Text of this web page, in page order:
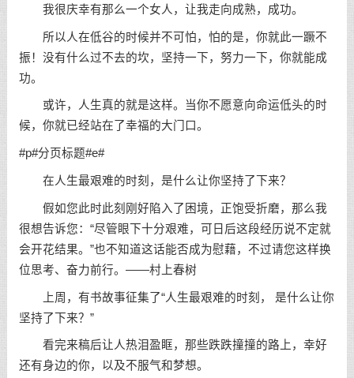
我很庆幸有那么一个女人，让我走向成熟， 成功。
所以人在低谷的时候并不可怕，怕的是，你就此一蹶不
振！没有什么过不去的坎，坚持一下，努力一下，你就能成
功。
或许，人生真的就是这样。当你不愿意向命运低头的时
候，你就已经站在了幸福的大门口。
#p#分页标题#e#
在人生最艰难的时刻，是什么让你坚持 了下来？
假如您此时此刻刚好陷入了困境，正饱受折磨，那么我
很想告诉您：“尽管眼下十分艰难，可日后这段经历说不定就
会开花结果。”也不知道这话能否成为慰藉，不过请您这样换
位思考、奋力前行。——村上春树
上周，有书故事征集了“人生最艰难的时刻， 是什么让你
坚持了下来？”
看完来稿后让人热泪盈眶，那些跌跌撞撞的路上，幸好
还有身边的你，以及不服气和梦想。